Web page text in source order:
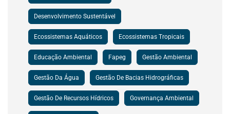
Desenvolvimento Sustentável
Ecossistemas Aquáticos Ecossistemas Tropicais
Educação Ambiental Fapeg Gestão Ambiental
Gestão Da Água Gestão De Bacias Hidrográficas
Gestão De Recursos Hídricos Governança Ambiental